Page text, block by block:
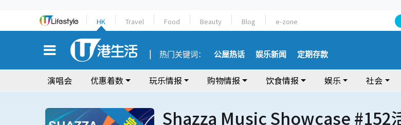
HK Travel Food Beauty Blog e-zone
热门关键词： 公屋热话 娱乐新闻 定期存款
演唱会 优惠着数 玩乐情报 购物情报 饮食情报 娱乐 社会
Shazza Music Showcase #152